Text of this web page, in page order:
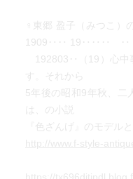
♀東郷 盈子（みつこ）
1909‥‥ 19‥‥‥ ‥
192803‥（19）心中
す。それから
5年後の昭和9年秋、二
は、の小説
『色ざんげ』のモデル